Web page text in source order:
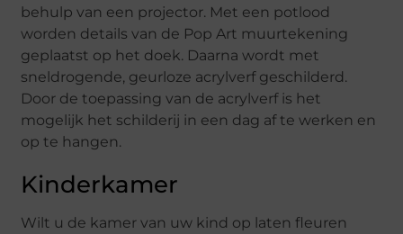
behulp van een projector. Met een potlood
worden details van de Pop Art muurtekening
geplaatst op het doek. Daarna wordt met
sneldrogende, geurloze acrylverf geschilderd.
Door de toepassing van de acrylverf is het
mogelijk het schilderij in een dag af te werken en
op te hangen.
Kinderkamer
Wilt u de kamer van uw kind op laten fleuren